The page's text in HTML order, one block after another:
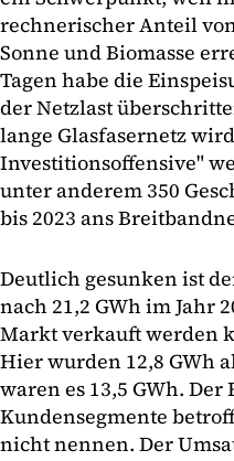
rechnerischer Anteil
Sonne und Biomasse
Tagen habe die
der Netzlast
lange Glasfasernetz
Investitionsoffensive"
unter anderem 350
bis 2023 ans
Deutlich gesunken ist
nach 21,2 GWh im Jahr
Markt verkauft werden
Hier wurden 12,8 GWh
waren es 13,5 GWh.
Kundensegmente
nicht nennen. Der